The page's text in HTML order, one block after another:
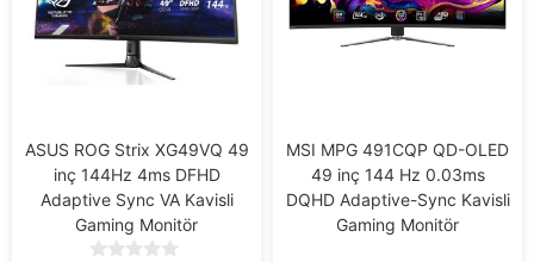
ASUS ROG Strix XG49VQ 49
inç 144Hz 4ms DFHD
Adaptive Sync VA Kavisli
Gaming Monitör
MSI MPG 491CQP QD-OLED
49 inç 144 Hz 0.03ms
DQHD Adaptive-Sync Kavisli
Gaming Monitör